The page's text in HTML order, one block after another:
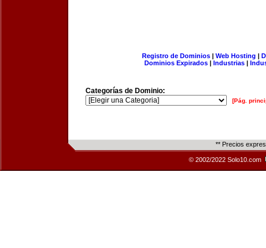
Registro de Dominios| Web Hosting |
Dominios Expirados | Industrias |
Categorías de Dominio:
[Pág.
** Precios
© 2002/2022 Solo10.com